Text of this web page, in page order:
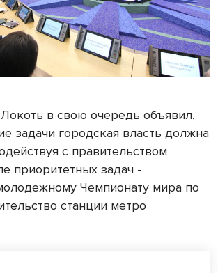
в свою очередь объявил,
задачи городская власть должна
с правительством
приоритетных задач -
Чемпионату мира по
станции метро